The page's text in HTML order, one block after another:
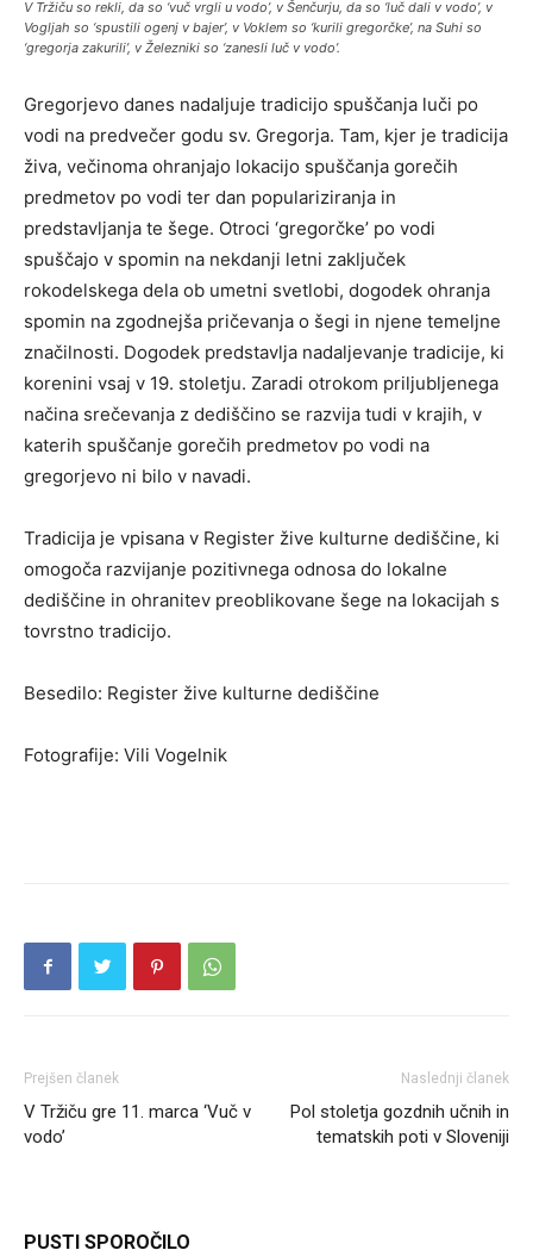
V Tržiču so rekli, da so ‘vuč vrgli u vodo’, v Šenčurju, da so ‘luč dali v vodo’, v
Vogljah so ‘spustili ogenj v bajer’, v Voklem so ‘kurili gregorčke’, na Suhi so
‘gregorja zakurili’, v Železniki so ‘zanesli luč v vodo’.
Gregorjevo danes nadaljuje tradicijo spuščanja luči po
vodi na predvečer godu sv. Gregorja. Tam, kjer je tradicija
živa, večinoma ohranjajo lokacijo spuščanja gorečih
predmetov po vodi ter dan populariziranja in
predstavljanja te šege. Otroci ‘gregorčke’ po vodi
spuščajo v spomin na nekdanji letni zaključek
rokodelskega dela ob umetni svetlobi, dogodek ohranja
spomin na zgodnejša pričevanja o šegi in njene temeljne
značilnosti. Dogodek predstavlja nadaljevanje tradicije, ki
korenini vsaj v 19. stoletju. Zaradi otrokom priljubljenega
načina srečevanja z dediščino se razvija tudi v krajih, v
katerih spuščanje gorečih predmetov po vodi na
gregorjevo ni bilo v navadi.
Tradicija je vpisana v Register žive kulturne dediščine, ki
omogoča razvijanje pozitivnega odnosa do lokalne
dediščine in ohranitev preoblikovane šege na lokacijah s
tovrstno tradicijo.
Besedilo: Register žive kulturne dediščine
Fotografije: Vili Vogelnik
Prejšen članek
V Tržiču gre 11. marca ‘Vuč v
vodo’
Naslednji članek
Pol stoletja gozdnih učnih in
tematskih poti v Sloveniji
PUSTI SPOROČILO